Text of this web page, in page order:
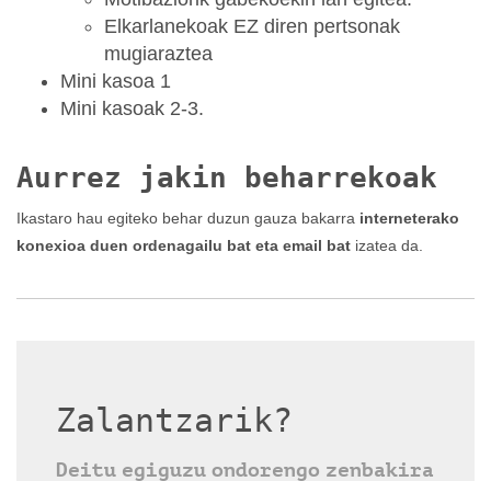
Elkarlanekoak EZ diren pertsonak
mugiaraztea
Mini kasoa 1
Mini kasoak 2-3.
Aurrez jakin beharrekoak
Ikastaro hau egiteko behar duzun gauza bakarra interneterako
konexioa duen ordenagailu bat eta email bat izatea da.
Zalantzarik?
Deitu egiguzu ondorengo zenbakira